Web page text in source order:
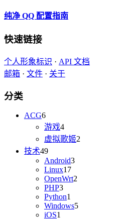
纯净 QQ 配置指南
快速链接
个人形象标识 · API 文档
邮箱 · 文件 · 关于
分类
ACG6
游戏4
虚拟歌姬2
技术49
Android3
Linux17
OpenWrt2
PHP3
Python1
Windows5
iOS1